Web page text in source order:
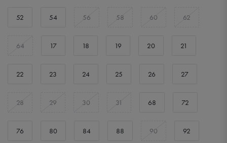
52 54 56 58 60 62
64 17 18 19 20 21
22 23 24 25 26 27
28 29 30 31 68 72
76 80 84 88 90 92